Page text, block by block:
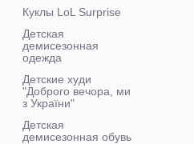
Куклы LoL Surprise
Детская
демисезонная
одежда
Детские худи
"Доброго вечора, ми
з України"
Детская
демисезонная обувь